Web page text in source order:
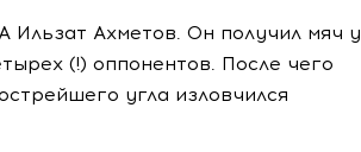
Ахметов. Он получил мяч у
(!) оппонентов. После чего
угла изловчился